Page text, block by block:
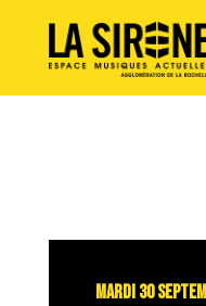
MARDI 30